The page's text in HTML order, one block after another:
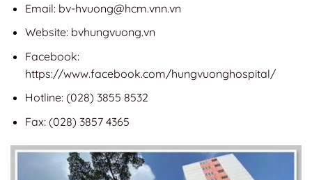
Email: bv-hvuong@hcm.vnn.vn
Website: bvhungvuong.vn
Facebook:
https://www.facebook.com/hungvuonghospital/
Hotline: (028) 3855 8532
Fax: (028) 3857 4365